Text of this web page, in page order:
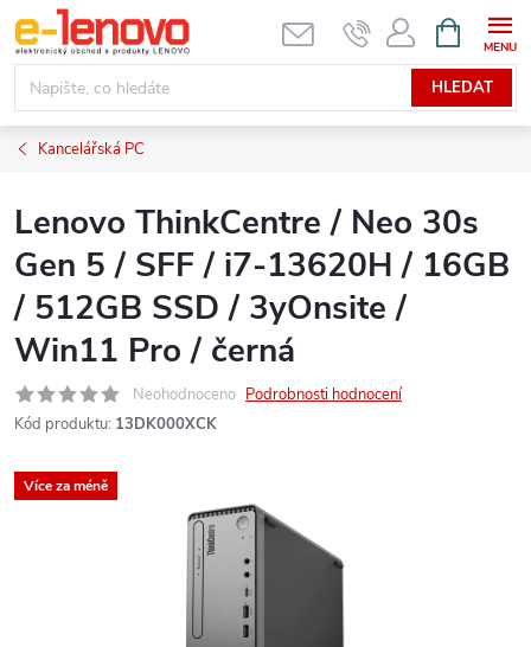
Přejít
na
obsah
HLEDAT
NÁKUPNÍ
KOŠÍK
Kancelářská PC
Lenovo ThinkCentre / Neo 30s
Gen 5 / SFF / i7-13620H / 16GB
/ 512GB SSD / 3yOnsite /
Win11 Pro / černá
Neohodnoceno Podrobnosti hodnocení
Kód produktu: 13DK000XCK
Více za méně